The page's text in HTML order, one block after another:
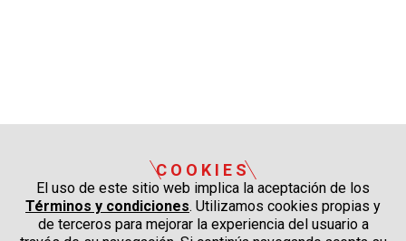
COOKIES
El uso de este sitio web implica la aceptación de los
Términos y condiciones. Utilizamos cookies propias y
de terceros para mejorar la experiencia del usuario a